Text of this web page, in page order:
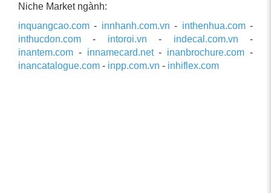
Niche Market ngành:
inquangcao.com - innhanh.com.vn - inthenhua.com-
inthucdon.com - intoroi.vn - indecal.com.vn -
inantem.com - innamecard.net- inanbrochure.com -
inancatalogue.com - inpp.com.vn - inhiflex.com